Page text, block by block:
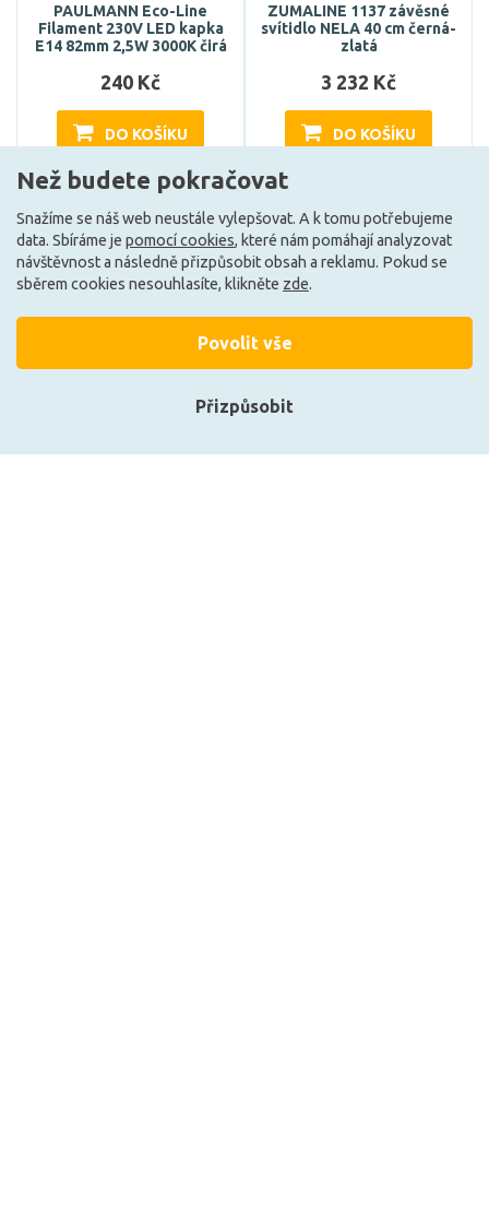
PAULMANN Eco-Line
Filament 230V LED kapka
E14 82mm 2,5W 3000K čirá
240 Kč
DO KOŠÍKU
Může být u Vás 18. 8.
ZUMALINE 1137 závěsné
svítidlo NELA 40 cm černá-
zlatá
3 232 Kč
DO KOŠÍKU
Může být u Vás 18. 8.
Ze stejné kolekce
Než budete pokračovat
Snažíme se náš web neustále vylepšovat. A k tomu potřebujeme
data. Sbíráme je pomocí cookies, které nám pomáhají analyzovat
návštěvnost a následně přizpůsobit obsah a reklamu. Pokud se
sběrem cookies nesouhlasíte, klikněte zde.
Přizpůsobit
Povolit vše